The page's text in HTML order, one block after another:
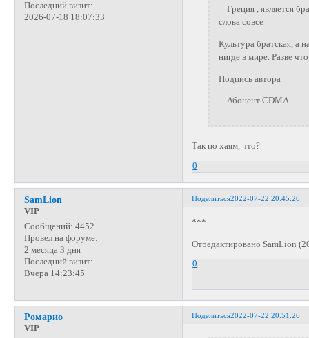
Последний визит:
2026-07-18 18:07:33
Греция , является
слова совсе
Культура братская, а
нигде в мире. Разве
Подпись автора
Абонент CDMA
Так по хаям, что?
0
Поделиться2022-07-22 20:45:26
SamLion
VIP
Сообщений: 4452
Провел на форуме:
2 месяца 3 дня
Последний визит:
Вчера 14:23:45
***
Отредактировано SamLion
0
Поделиться2022-07-22 20:51:26
Ромарио
VIP